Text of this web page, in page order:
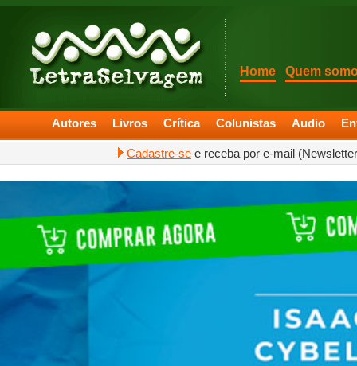
Home Quem
Autores Livros Crítica Colunistas Audio
Cadastre-se e receba por e-mail